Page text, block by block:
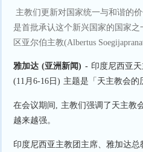
主教们更新对国家统一与和谐的
是首批承认这个新兴国家的国家
区亚尔伯主教(Albertus
雅加达 (亚洲新闻) -印度尼西亚天
(11月6-16日) 主题是「天主教会的
在会议期间, 主教们强调了天主教
越来越强。
印度尼西亚主教团主席、雅加达